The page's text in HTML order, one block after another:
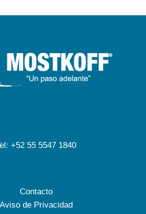
+52 55 5547 1840
Contacto
Aviso de Privacidad